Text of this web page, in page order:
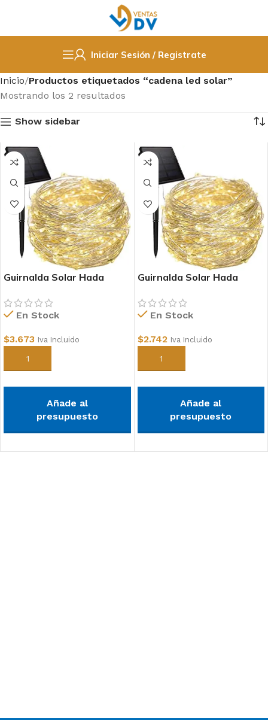
Iniciar Sesión / Registrate
Inicio Productos etiquetados “cadena led solar”
Mostrando los 2 resultados
Show sidebar
Guirnalda Solar Hada
En Stock
$3.673 Iva Incluido
Añadir al carrito
Añade al
presupuesto
Guirnalda Solar Hada
En Stock
$2.742 Iva Incluido
Añadir al carrito
Añade al
presupuesto